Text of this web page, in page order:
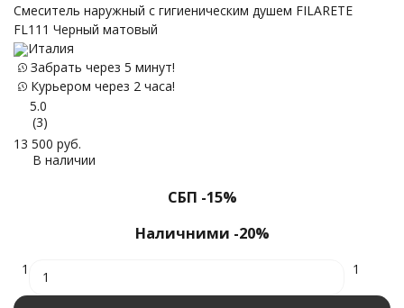
Смеситель наружный с гигиеническим душем FILARETE
FL111 Черный матовый
Италия
Забрать через 5 минут!
Курьером через 2 часа!
5.0
(3)
13 500 руб.
В наличии
СБП -15%
Наличними -20%
1 1